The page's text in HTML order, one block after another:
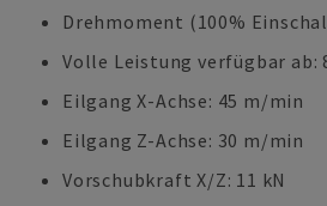
Drehmoment (100%
Volle Leistung verfügbar ab:
Eilgang X-Achse: 45 m/min
Eilgang Z-Achse: 30 m/min
Vorschubkraft X/Z: 11 kN